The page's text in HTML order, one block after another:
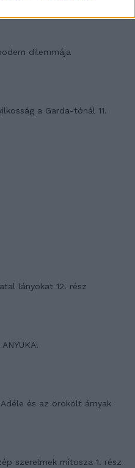
dilemmája
a Garda-tónál 11.
lányokat 12. rész
Adéle és az örökölt árnyak
szerelmek mítosza 1. rész